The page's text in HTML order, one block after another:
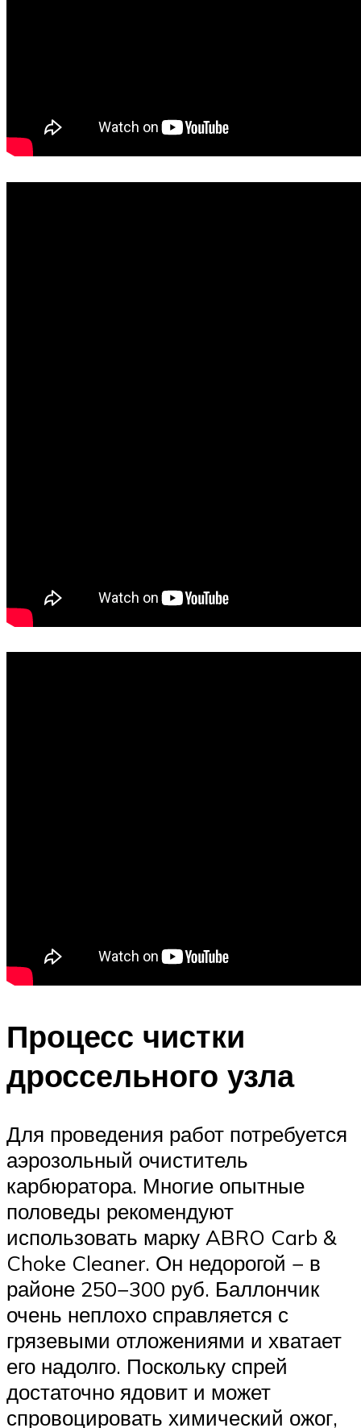
Процесс чистки
дроссельного узла
Для проведения работ потребуется
аэрозольный очиститель
карбюратора. Многие опытные
половеды рекомендуют
использовать марку ABRO Carb &
Choke Cleaner. Он недорогой − в
районе 250−300 руб. Баллончик
очень неплохо справляется с
грязевыми отложениями и хватает
его надолго. Поскольку спрей
достаточно ядовит и может
спровоцировать химический ожог,